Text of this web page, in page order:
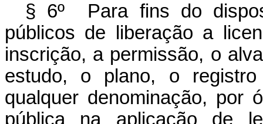
§ 6º Para fins do
públicos de liberação a
inscrição, a permissão, o
estudo, o plano, o
qualquer denominação, por
pública na aplicação de